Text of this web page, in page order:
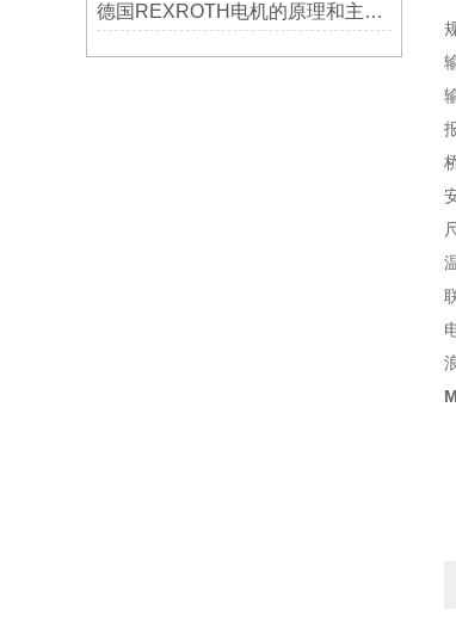
德国REXROTH电机的原理和主要性能指标